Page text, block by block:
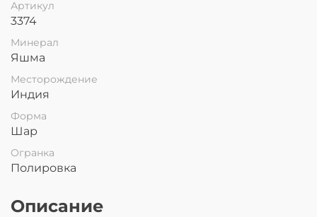
Артикул
3374
Минерал
Яшма
Месторождение
Индия
Форма
Шар
Огранка
Полировка
Описание